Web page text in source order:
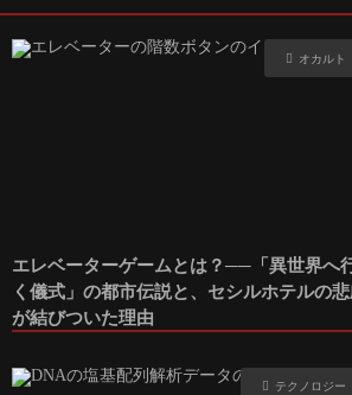
オカルト
エレベーターゲームとは？──「異世界へ
く儀式」の都市伝説と、セシルホテルの
が結びついた理由
テクノロジー